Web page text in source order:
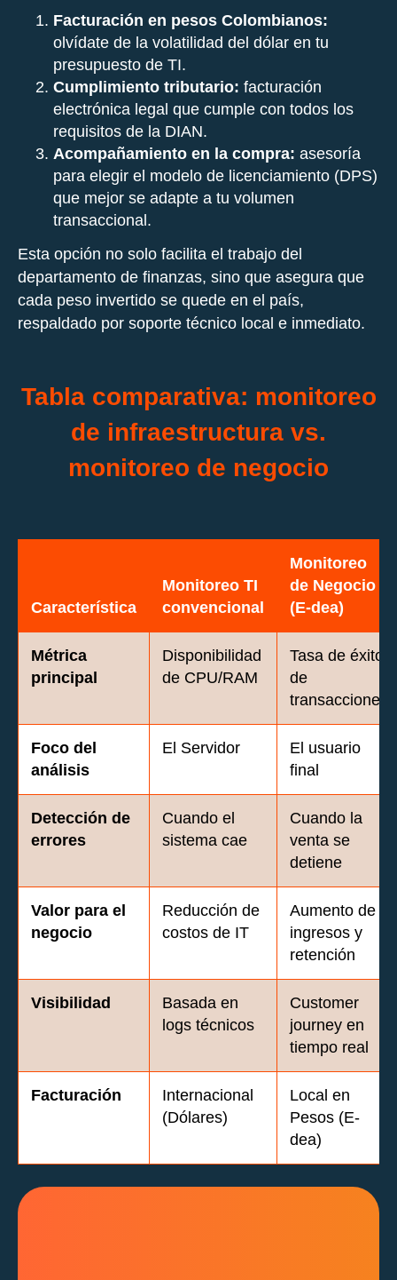
Facturación en pesos Colombianos:
olvídate de la volatilidad del dólar en tu
presupuesto de TI.
Cumplimiento tributario: facturación
electrónica legal que cumple con todos los
requisitos de la DIAN.
Acompañamiento en la compra: asesoría
para elegir el modelo de licenciamiento (DPS)
que mejor se adapte a tu volumen
transaccional.
Esta opción no solo facilita el trabajo del
departamento de finanzas, sino que asegura que
cada peso invertido se quede en el país,
respaldado por soporte técnico local e inmediato.
Tabla comparativa: monitoreo
de infraestructura vs.
monitoreo de negocio
Característica
Monitoreo TI
convencional
Monitoreo
de Negocio
(E-dea)
Métrica
principal
Disponibilidad
de CPU/RAM
Tasa de éxito
de
transacciones
Foco del
análisis
El Servidor
El usuario
final
Detección de
errores
Cuando el
sistema cae
Cuando la
venta se
detiene
Valor para el
negocio
Reducción de
costos de IT
Aumento de
ingresos y
retención
Visibilidad
Basada en
logs técnicos
Customer
journey en
tiempo real
Facturación
Internacional
(Dólares)
Local en
Pesos (E-
dea)